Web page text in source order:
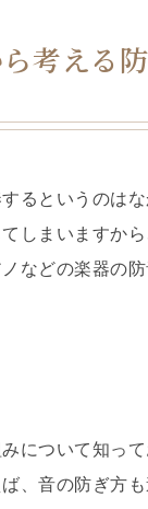
考える
るというのは
しまいますか
などの楽器の
について知っ
、音の防ぎ方